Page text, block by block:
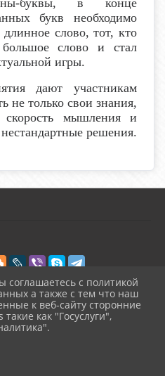
букв необходимо
слово, тот, кто
слово и стал
игры.
дают участникам
не только свои знания,
мышления и
решения.
данных
соглашаетесь с политикой
а также с тем что наш
к веб-сайту сторонние
как "Госуслуги",